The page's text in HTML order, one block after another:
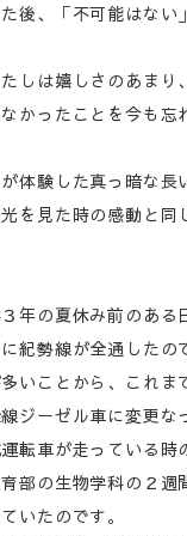
後、「不可能はない
しは嬉しさのあまり
かったことを今も忘
体験した真っ暗な長
を見た時の感動と同
年の夏休み前のある
紀勢線が全通したの
いことから、これま
ジーゼル車に変更な
転車が走っている時
部の生物学科の２週
いたのです。